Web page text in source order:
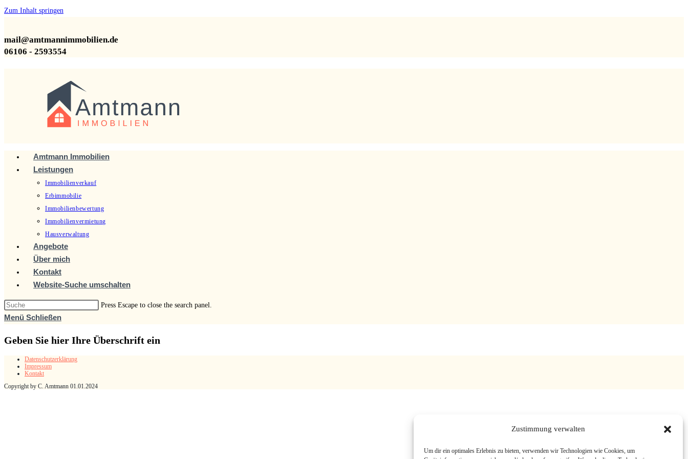
Zustimmung verwalten
Um dir ein optimales Erlebnis zu bieten, verwenden wir Technologien wie Cookies, um
Zum Inhalt springen
mail@amtmannimmobilien.de
06106 - 2593554
Amtmann Immobilien
Leistungen
Immobilienverkauf
Erbimmobilie
Immobilienbewertung
Immobilienvermietung
Hausverwaltung
Angebote
Über mich
Kontakt
Website-Suche umschalten
Press Escape to close the search panel.
Menü Schließen
Geben Sie hier Ihre Überschrift ein
Datenschutzerklärung
Impressum
Kontakt
Copyright by C. Amtmann 01.01.2024